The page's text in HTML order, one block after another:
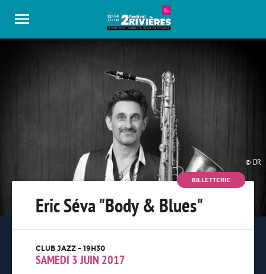
DR
BILLETTERIE
Eric Séva "Body & Blues"
CLUB JAZZ - 19H30
SAMEDI 3 JUIN 2017